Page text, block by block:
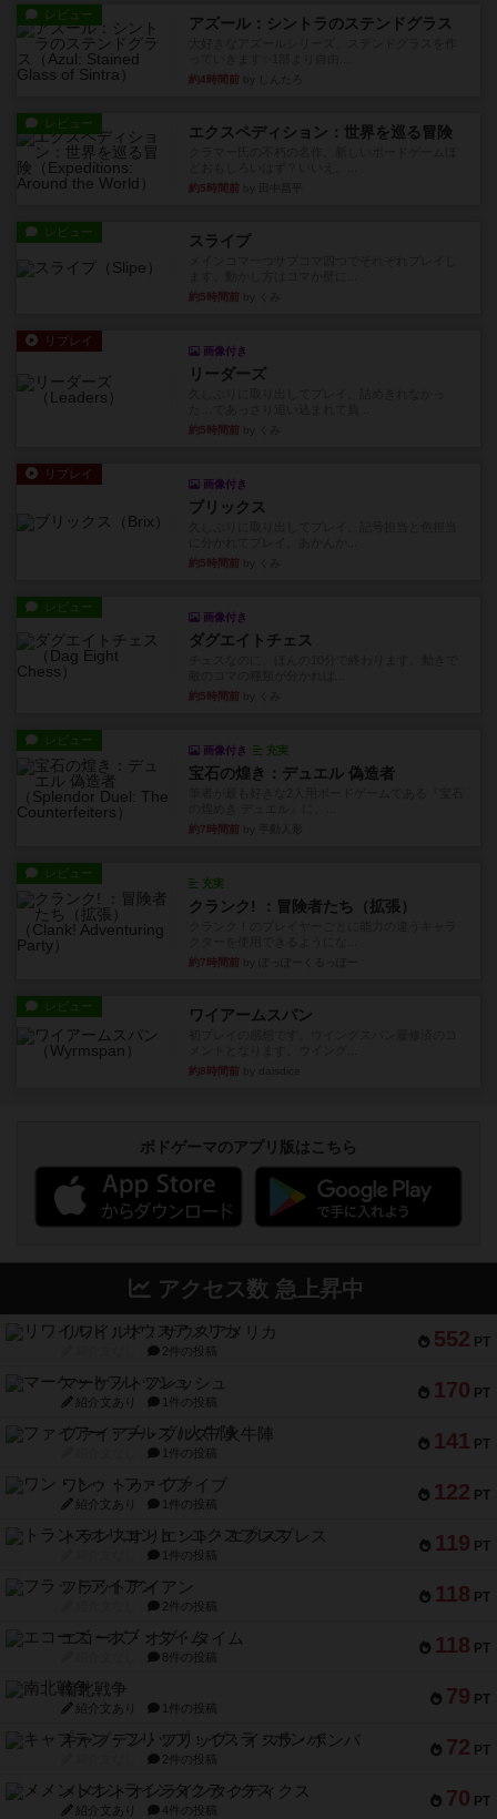
レビュー アズール：シントラのステンドグラス
約4時間前
レビュー エクスペディション：世界を巡る冒険
約5時間前
レビュー スライプ
約5時間前
リプレイ
画像付き
リーダーズ
約5時間前
リプレイ
画像付き
ブリックス
約5時間前
レビュー
画像付き
ダグエイトチェス
約5時間前
レビュー
画像付き 充実
宝石の煌き：デュエル 偽造者
約7時間前
レビュー
充実
クランク! ：冒険者たち（拡張）
約7時間前
レビュー ワイアームスパン
約8時間前
ボドゲーマのアプリ版はこちら
アクセス数 急上昇中
552 PT
リワイルド：サウスアメリカ
2件の投稿
170 PT
マーケットフレッシュ
紹介文あり 1件の投稿
141 PT
ファイアー・ブルズ / 火牛陣
1件の投稿
122 PT
ワン・トゥ・ファイブ
紹介文あり 1件の投稿
119 PT
トランスオリエント・エクスプレス
1件の投稿
118 PT
フラットアイアン
2件の投稿
118 PT
エコーズ・オブ・タイム
8件の投稿
79 PT
南北戦争
紹介文あり 1件の投稿
72 PT
キャプテン・フリップ：イスラ・ボンバ
2件の投稿
70 PT
メメントオンラインタクティクス
紹介文あり 4件の投稿